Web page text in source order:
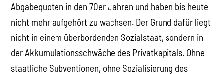
Abgabequoten in den 70er Jahren und haben bis heute
nicht mehr aufgehört zu wachsen. Der Grund dafür liegt
nicht in einem überbordenden Sozialstaat, sondern in
der Akkumulationsschwäche des Privatkapitals. Ohne
staatliche Subventionen, ohne Sozialisierung des